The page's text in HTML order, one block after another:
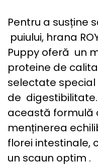
Pentru a susține
puiului, hrana
Puppy oferă un
proteine de
selectate
de
această formulă
menținerea
florei intestinale,
un scaun optim .